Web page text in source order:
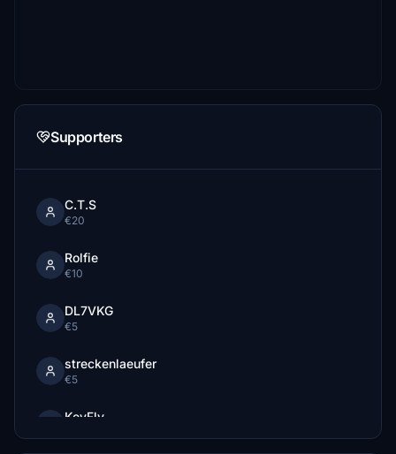
Supporters
C.T.S
€20
Rolfie
€10
DL7VKG
€5
streckenlaeufer
€5
KevFly